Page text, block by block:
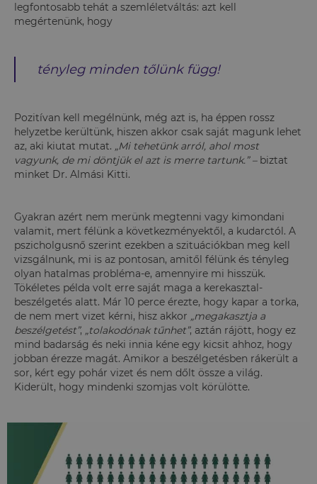
legfontosabb tehát a szemléletváltás: azt kell
megértenünk, hogy
tényleg minden tőlünk függ!
Pozitívan kell megélnünk, még azt is, ha éppen rossz
helyzetbe kerültünk, hiszen akkor csak saját magunk lehet
az, aki kiutat mutat. „Mi tehetünk arról, ahol most
vagyunk, de mi döntjük el azt is merre tartunk.” –biztat
minket Dr. Almási Kitti.
Gyakran azért nem merünk megtenni vagy kimondani
valamit, mert félünk a következményektől, a kudarctól. A
pszicholgusnő szerint ezekben a szituációkban meg kell
vizsgálnunk, mi is az pontosan, amitől félünk és tényleg
olyan hatalmas probléma-e, amennyire mi hisszük.
Tökéletes példa volt erre saját maga a kerekasztal-
beszélgetés alatt. Már 10 perce érezte, hogy kapar a torka,
de nem mert vizet kérni, hisz akkor „megakasztja a
beszélgetést”, „tolakodónak tűnhet”, aztán rájött, hogy ez
mind badarság és neki innia kéne egy kicsit ahhoz, hogy
jobban érezze magát. Amikor a beszélgetésben rákerült a
sor, kért egy pohár vizet és nem dőlt össze a világ.
Kiderült, hogy mindenki szomjas volt körülötte.